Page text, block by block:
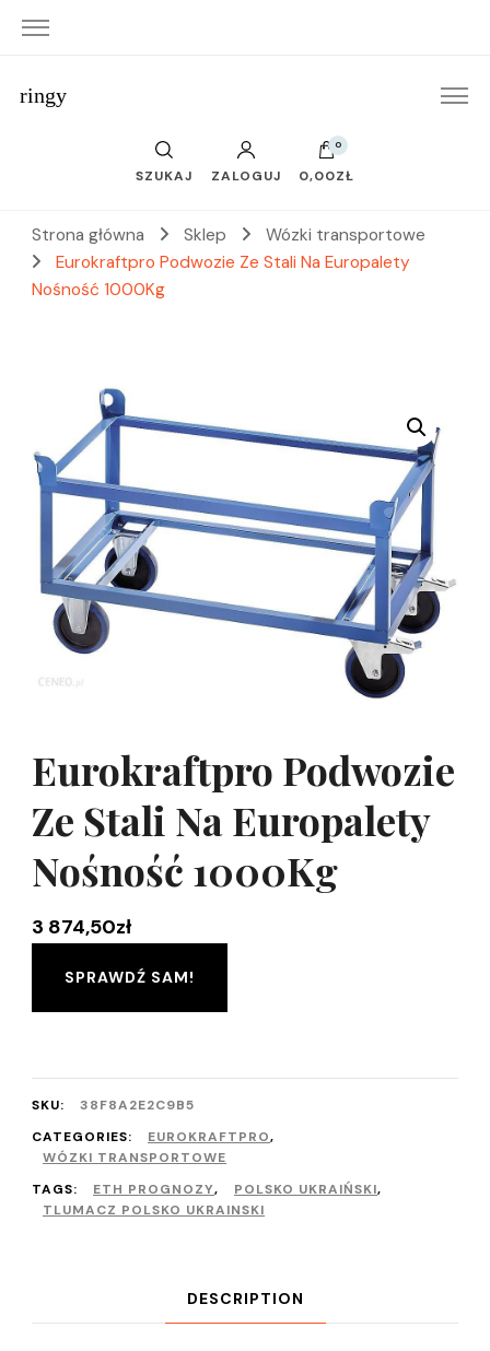
ringy
SZUKAJ ZALOGUJ
0
0,00ZŁ
Strona główna Sklep
Wózki transportowe
Eurokraftpro Podwozie Ze Stali Na Europalety
Nośność 1000Kg
Eurokraftpro Podwozie
Ze Stali Na Europalety
Nośność 1000Kg
3 874,50zł
SPRAWDŹ SAM!
SKU:
38F8A2E2C9B5
CATEGORIES:
EUROKRAFTPRO,
WÓZKI TRANSPORTOWE
TAGS:
ETH PROGNOZY, POLSKO UKRAIŃSKI,
TLUMACZ POLSKO UKRAINSKI
DESCRIPTION